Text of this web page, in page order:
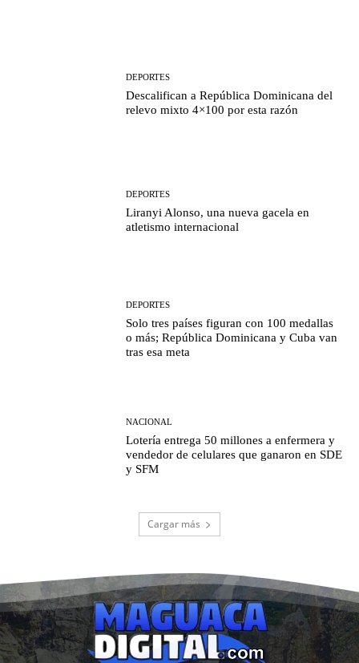
DEPORTES
Descalifican a República Dominicana del
relevo mixto 4×100 por esta razón
DEPORTES
Liranyi Alonso, una nueva gacela en
atletismo internacional
DEPORTES
Solo tres países figuran con 100 medallas
o más; República Dominicana y Cuba van
tras esa meta
NACIONAL
Lotería entrega 50 millones a enfermera y
vendedor de celulares que ganaron en SDE
y SFM
Cargar más